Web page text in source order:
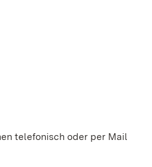
telefonisch oder per Mail